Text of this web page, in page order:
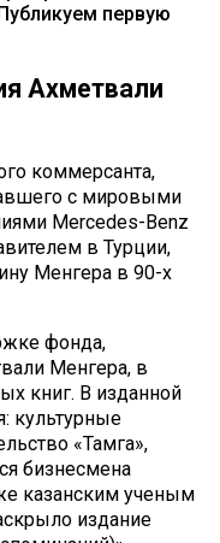
первую
Ахметвали
коммерсанта,
с мировыми
Mercedes-Benz
в Турции,
Менгера в 90-х
фонда,
Менгера, в
книг. В изданной
культурные
«Тамга»,
бизнесмена
казанским ученым
издание